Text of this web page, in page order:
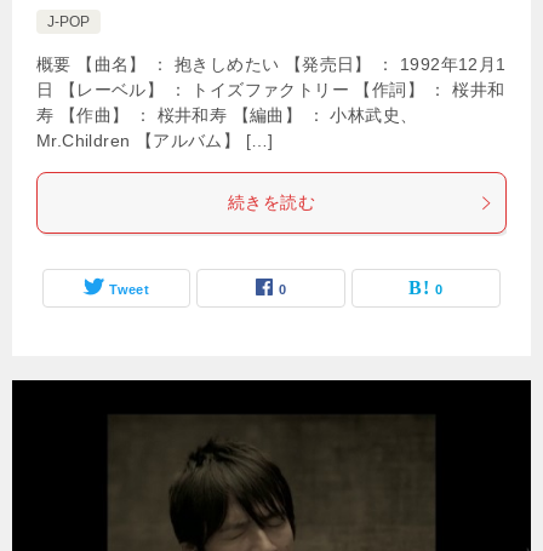
J-POP
概要 【曲名】 ： 抱きしめたい 【発売日】 ： 1992年12月1
日 【レーベル】 ： トイズファクトリー 【作詞】 ： 桜井和
寿 【作曲】 ： 桜井和寿 【編曲】 ： 小林武史、
Mr.Children 【アルバム】 […]
続きを読む
Tweet 0 0